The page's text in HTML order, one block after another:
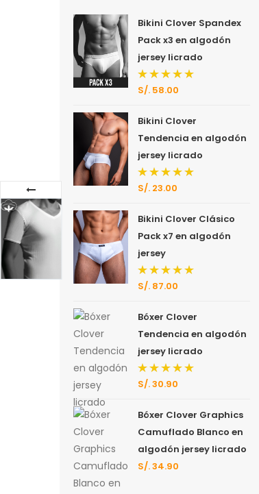
Bikini Clover Spandex
Pack x3 en algodón
jersey licrado
Valorado
S/. 58.00
Bikini Clover
Tendencia en algodón
jersey licrado
Valorado
S/. 23.00
Bikini Clover Clásico
Pack x7 en algodón
jersey
Valorado
S/. 87.00
Bóxer Clover
Tendencia en algodón
jersey licrado
Valorado
S/.30.90
Bóxer Clover Graphics
Camuflado Blanco en
algodón jersey licrado
S/.34.90